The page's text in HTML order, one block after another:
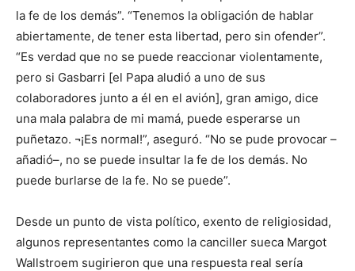
la fe de los demás”. “Tenemos la obligación de hablar
abiertamente, de tener esta libertad, pero sin ofender”.
“Es verdad que no se puede reaccionar violentamente,
pero si Gasbarri [el Papa aludió a uno de sus
colaboradores junto a él en el avión], gran amigo, dice
una mala palabra de mi mamá, puede esperarse un
puñetazo. ¬¡Es normal!”, aseguró. “No se pude provocar –
añadió–, no se puede insultar la fe de los demás. No
puede burlarse de la fe. No se puede”.
Desde un punto de vista político, exento de religiosidad,
algunos representantes como la canciller sueca Margot
Wallstroem sugirieron que una respuesta real sería